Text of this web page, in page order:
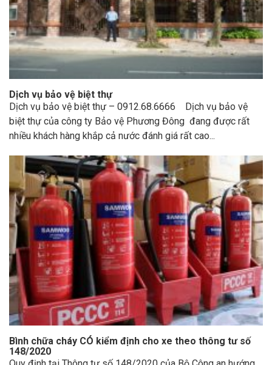
Dịch vụ bảo vệ biệt thự
Dịch vụ bảo vệ biệt thự – 0912.68.6666 Dịch vụ bảo vệ
biệt thự của công ty Bảo vệ Phương Đông đang được rất
nhiều khách hàng khắp cả nước đánh giá rất cao...
Bình chữa cháy CÓ kiểm định cho xe theo thông tư số
148/2020